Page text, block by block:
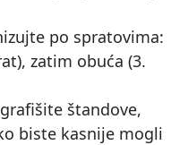
po spratovima:
zatim obuća (3.
štandove,
biste kasnije mogli